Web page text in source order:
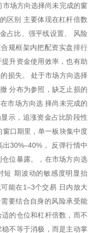
场方向选择尚未完成的窗
区别 主要体现在杠杆倍数
占比、强平线设置、 风险
规框架内把配资实盘排行
升资金使用效率，也有助
损失。 处于市场方向选择
分布为参照，缺乏止损的
市场方向选 择尚未完成的
示，追涨资金占比阶段性
口期里，单一板块集中度
30%–40%， 反弹行情中
位暴露。，在市场方向选
短 期波动的敏感度明显抬
能在1–3个交易 日内放大
要结合自身的风险承受能
的仓位和杠杆倍数，而不
不等于消极，而是主动掌